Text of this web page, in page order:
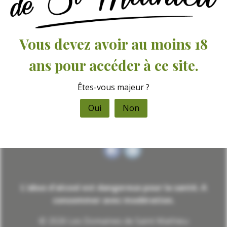
Vous devez avoir au moins 18
ans pour accéder à ce site.
Êtes-vous majeur ?
Oui
Non
15 Zone de Bellevue,
57310 Guénange
contact@domaines-st-
L'abus d'alcool est dangereux pour la santé. A
consommer avec modération.